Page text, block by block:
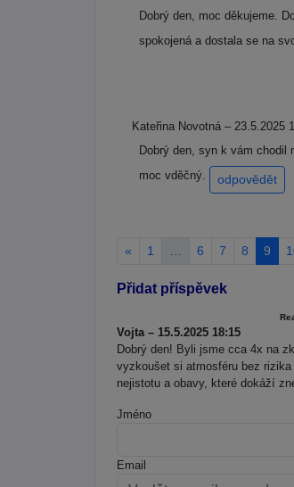
Dobrý den, moc děkujeme.
spokojená a dostala se na
Kateřina Novotná – 23.5.2025
Dobrý den, syn k vám
moc vděčný.
odpovědět
« 1 6 7 8 9
Přidat příspěvek
Vojta – 15.5.2025 18:15
Dobrý den! Byli jsme cca 4x na
vyzkoušet si atmosféru bez
nejistotu a obavy, které dokáží
Jméno
Email